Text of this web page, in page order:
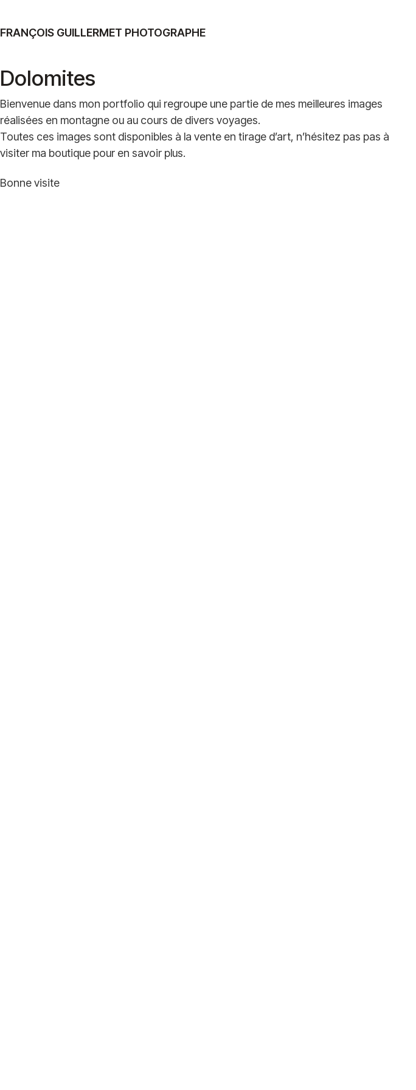
FRANÇOIS GUILLERMET PHOTOGRAPHE
Dolomites
Bienvenue dans mon portfolio qui regroupe une partie de mes meilleures images
réalisées en montagne ou au cours de divers voyages.
Toutes ces images sont disponibles à la vente en tirage d’art, n’hésitez pas pas à
visiter ma boutique pour en savoir plus.
Bonne visite